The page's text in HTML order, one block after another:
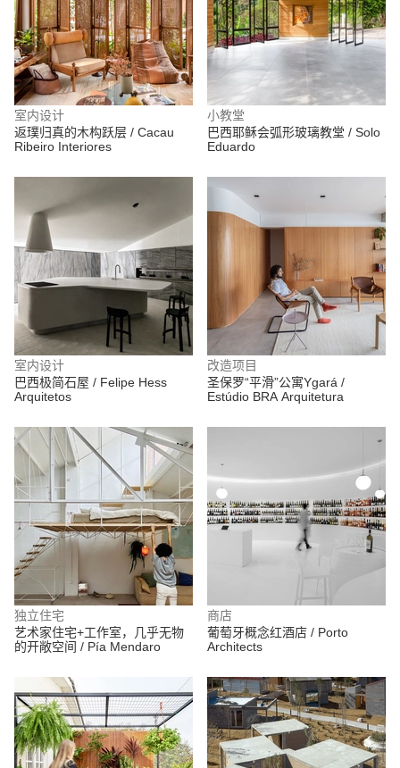
室内设计
返璞归真的木构跃层 / Cacau
Ribeiro Interiores
小教堂
巴西耶稣会弧形玻璃教堂 / Solo
Eduardo
室内设计
巴西极简石屋 / Felipe Hess
Arquitetos
改造项目
圣保罗“平滑”公寓Ygará /
Estúdio BRA Arquitetura
独立住宅
艺术家住宅+工作室，几乎无物
的开敞空间 / Pía Mendaro
商店
葡萄牙概念红酒店 / Porto
Architects